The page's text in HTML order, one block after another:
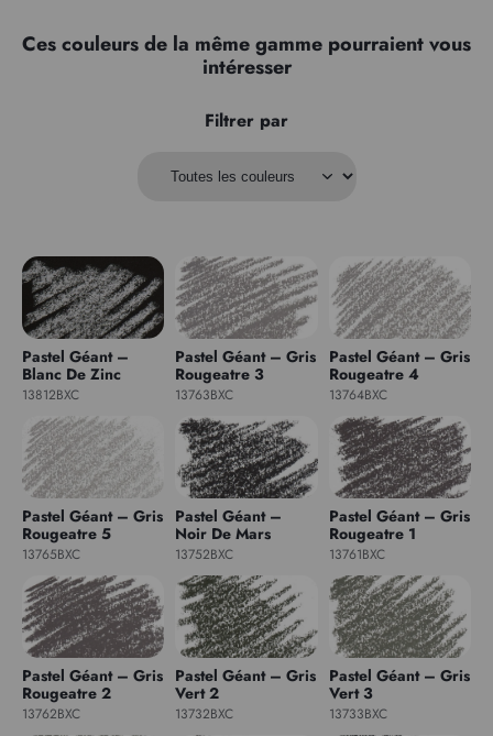
Ces couleurs de la même gamme pourraient vous
intéresser
Filtrer par
Pastel Géant –
Blanc De Zinc
13812BXC
Pastel Géant – Gris
Rougeatre 3
13763BXC
Pastel Géant – Gris
Rougeatre 4
13764BXC
Pastel Géant – Gris
Rougeatre 5
13765BXC
Pastel Géant –
Noir De Mars
13752BXC
Pastel Géant – Gris
Rougeatre 1
13761BXC
Pastel Géant – Gris
Rougeatre 2
13762BXC
Pastel Géant – Gris
Vert 2
13732BXC
Pastel Géant – Gris
Vert 3
13733BXC